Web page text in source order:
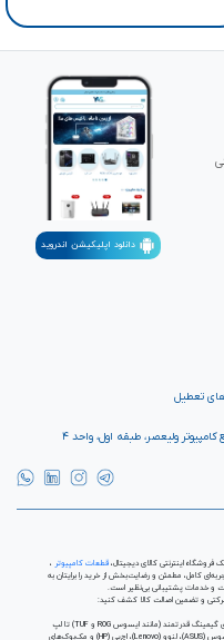
دانلود اپلیکیشن اندروید
قطعات کامپیوتر
کنار شماست تا تجربه‌ای کامل، مطمئن و رضایت‌بخش از خرید را برایتان به
و خدمات پشتیبانی بی‌نظیر است.
شرکتی و تضمین اصالت کالا کشف کنید:
برای هر نیاز و سلیقه‌ای، از لپ تاپ‌های گیمینگ قدرتمند (مانند ایسوس ROG و TUF) تا لپ
تاپ‌های دانشجویی، اداری و مهندسی از برندهای برتر جهانی همچون ایسوس (ASUS)، لنوو (Lenovo)، اچ‌پی (HP) و مک‌بوک‌های